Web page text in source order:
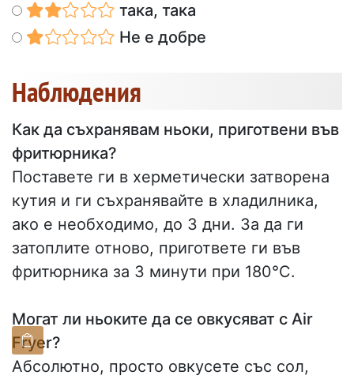
така, така
Не е добре
Наблюдения
Как да съхранявам ньоки, приготвени във
фритюрника?
Поставете ги в херметически затворена
кутия и ги съхранявайте в хладилника,
ако е необходимо, до 3 дни. За да ги
затоплите отново, пригответе ги във
фритюрника за 3 минути при 180°C.
Могат ли ньоките да се овкусяват с Air
Fryer?
Абсолютно, просто овкусете със сол,